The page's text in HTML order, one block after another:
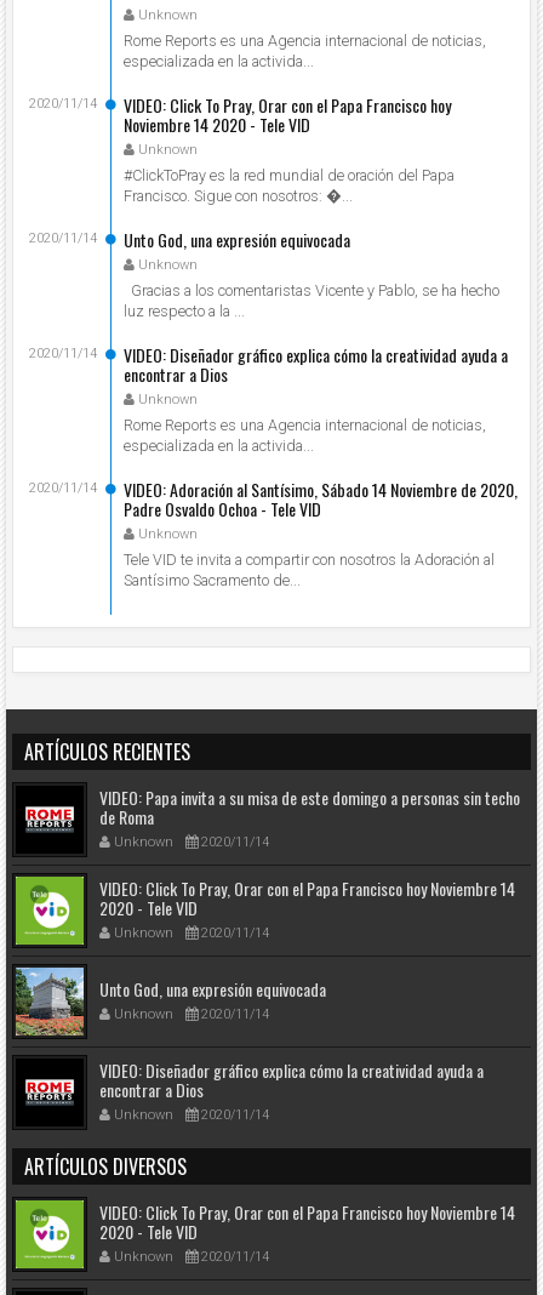
Unknown
Rome Reports es una Agencia internacional de noticias,
especializada en la activida...
VIDEO: Click To Pray, Orar con el Papa Francisco hoy
Noviembre 14 2020 - Tele VID
Unknown
2020/11/14
#ClickToPray es la red mundial de oración del Papa
Francisco. Sigue con nosotros: ...
Unto God, una expresión equivocada
Unknown
2020/11/14
Gracias a los comentaristas Vicente y Pablo, se ha hecho
luz respecto a la ...
VIDEO: Diseñador gráfico explica cómo la creatividad ayuda a
encontrar a Dios
Unknown
2020/11/14
Rome Reports es una Agencia internacional de noticias,
especializada en la activida...
VIDEO: Adoración al Santísimo, Sábado 14 Noviembre de 2020,
Padre Osvaldo Ochoa - Tele VID
Unknown
2020/11/14
Tele VID te invita a compartir con nosotros la Adoración al
Santísimo Sacramento de...
ARTÍCULOS RECIENTES
VIDEO: Papa invita a su misa de este domingo a personas sin techo
de Roma
Unknown 2020/11/14
VIDEO: Click To Pray, Orar con el Papa Francisco hoy Noviembre 14
2020 - Tele VID
Unknown 2020/11/14
Unto God, una expresión equivocada
Unknown 2020/11/14
VIDEO: Diseñador gráfico explica cómo la creatividad ayuda a
encontrar a Dios
Unknown 2020/11/14
ARTÍCULOS DIVERSOS
VIDEO: Click To Pray, Orar con el Papa Francisco hoy Noviembre 14
2020 - Tele VID
Unknown 2020/11/14